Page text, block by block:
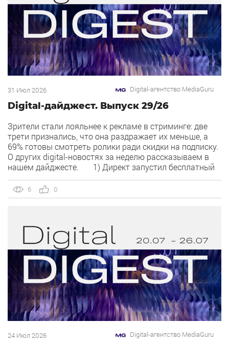
31 Июл 2026 Digital-агентство MediaGuru
Digital-дайджест. Выпуск 29/26
Зрители стали лояльнее к рекламе в стриминге: две
трети признались, что она раздражает их меньше, а
69% готовы смотреть ролики ради скидки на подписку.
О других digital-новостях за неделю рассказываем в
нашем дайджесте. 1) Директ запустил бесплатный
встроенный динамический коллтрекинг — без доплат и
интеграций со сторонними сервисами. […]
6 0
24 Июл 2026 Digital-агентство MediaGuru